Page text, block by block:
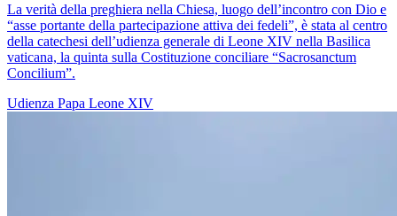
La verità della preghiera nella Chiesa, luogo dell’incontro con Dio e
“asse portante della partecipazione attiva dei fedeli”, è stata al centro
della catechesi dell’udienza generale di Leone XIV nella Basilica
vaticana, la quinta sulla Costituzione conciliare “Sacrosanctum
Concilium”.
Udienza Papa Leone XIV